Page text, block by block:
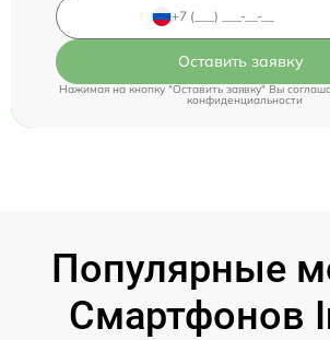
Оставить заявку
Нажимая на кнопку "Оставить заявку" Вы
конфиденциальности
Популярные
Смартфонов